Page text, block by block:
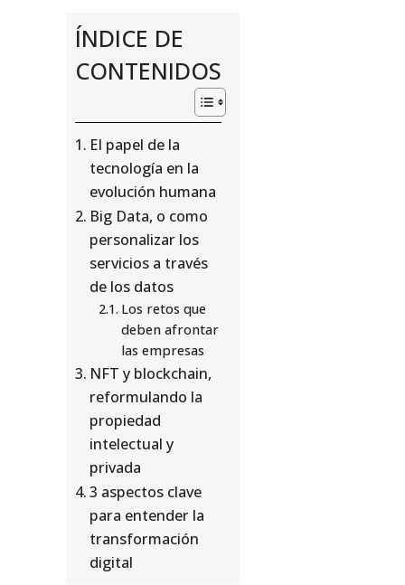
ÍNDICE DE
CONTENIDOS
El papel de la
tecnología en la
evolución humana
Big Data, o como
personalizar los
servicios a través
de los datos
Los retos que
deben afrontar
las empresas
NFT y blockchain,
reformulando la
propiedad
intelectual y
privada ​
3 aspectos clave
para entender la
transformación
digital ​